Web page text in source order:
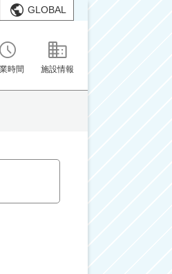
GLOBAL
時間 施設情報